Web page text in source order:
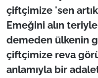
çiftçimize 'sen
Emeğini alın
demeden ülkenin
çiftçimize reva
anlamıyla bir